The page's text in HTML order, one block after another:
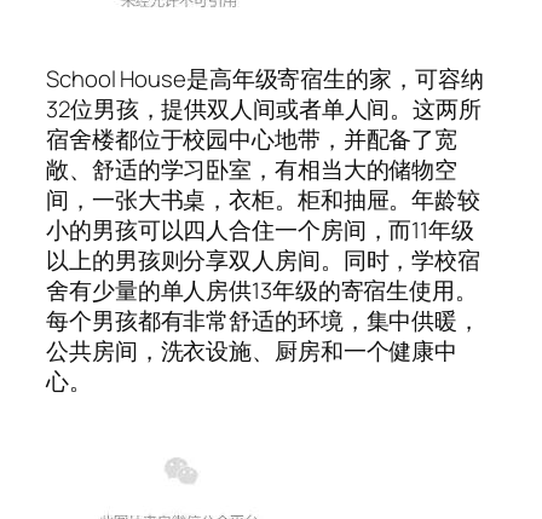
School House是高年级寄宿生的家，可容纳
32位男孩，提供双人间或者单人间。这两所
宿舍楼都位于校园中心地带，并配备了宽
敞、舒适的学习卧室，有相当大的储物空
间，一张大书桌，衣柜。柜和抽屉。年龄较
小的男孩可以四人合住一个房间，而11年级
以上的男孩则分享双人房间。同时，学校宿
舍有少量的单人房供13年级的寄宿生使用。
每个男孩都有非常舒适的环境，集中供暖，
公共房间，洗衣设施、厨房和一个健康中
心。